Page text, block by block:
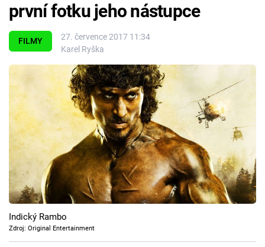
Témata
Filmy
Seriály
Hry
Cool Esport
Pořady
TV Program
FILMY
27. července 2017 11:34
Karel Ryška
první fotku jeho nástupce
Indický Rambo
Zdroj: Original Entertainment